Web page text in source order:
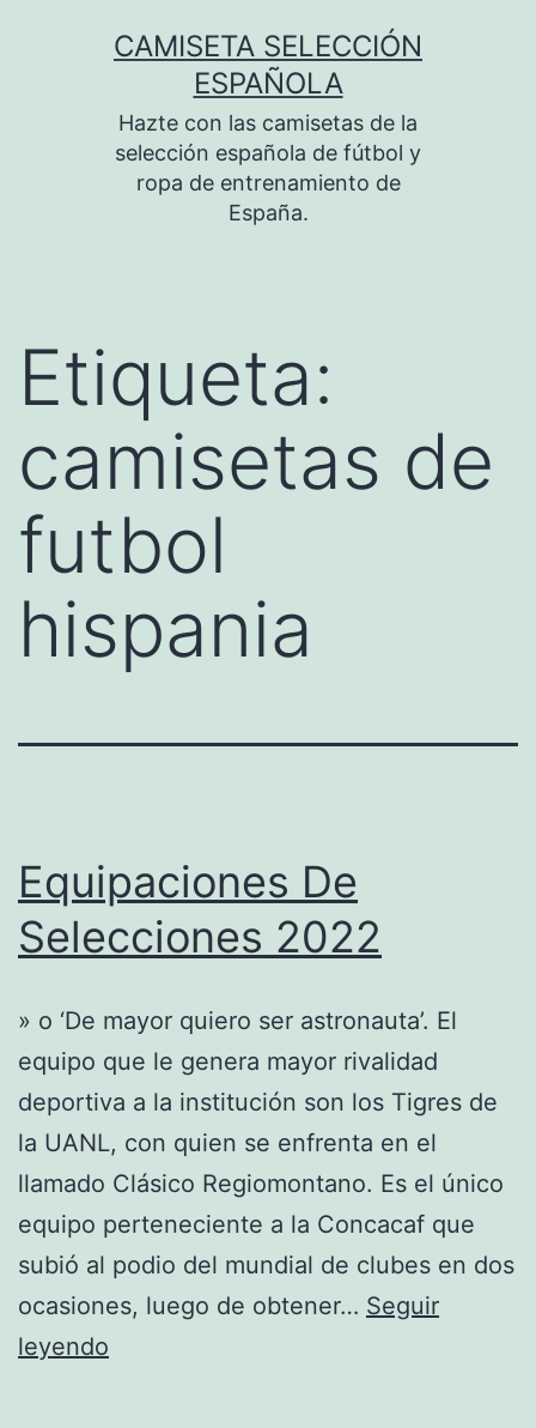
CAMISETA SELECCIÓN
ESPAÑOLA
Hazte con las camisetas de la
selección española de fútbol y
ropa de entrenamiento de
España.
Etiqueta:
camisetas de
futbol
hispania
Equipaciones De
Selecciones 2022
» o ‘De mayor quiero ser astronauta’. El
equipo que le genera mayor rivalidad
deportiva a la institución son los Tigres de
la UANL, con quien se enfrenta en el
llamado Clásico Regiomontano. Es el único
equipo perteneciente a la Concacaf que
subió al podio del mundial de clubes en dos
ocasiones, luego de obtener… Seguir
leyendo